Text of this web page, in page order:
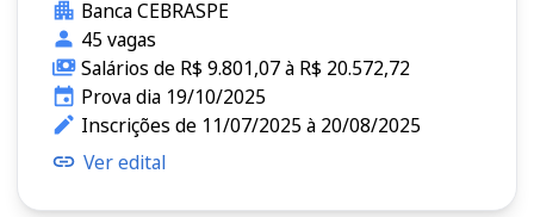
Banca CEBRASPE
45 vagas
Salários de R$ 9.801,07 à R$ 20.572,72
Prova dia 19/10/2025
Inscrições de 11/07/2025 à 20/08/2025
Ver edital